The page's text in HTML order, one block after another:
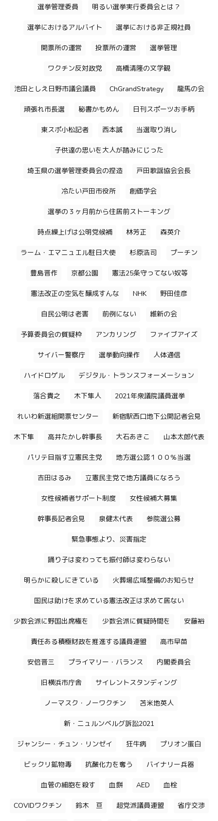
選挙管理委員 明るい選挙実行委員会とは？
選挙におけるアルバイト 選挙における非正規社員
開票所の運営 投票所の運営 選挙管理
ワクチン反対政党 高橋清隆の文学観
池田としえ日野市議会議員 ChGrandStrategy 龍馬の会
頑張れ市長選 秘書かもめん 日刊スポーツお手柄
東スポ小松記者 西本誠 当選取り消し
子供達の思いを大人が踏みにじった
埼玉県の選挙管理委員会の捏造 戸田歌謡協会会長
冷たい戸田市役所 創価学会
選挙の３ヶ月前から住居前ストーキング
時点繰上げは公明党候補 林芳正 森英介
ラーム・エマニュエル駐日大使 杉原浩司 プーチン
豊島晋作 京都公園 憲法25条守ってない奴等
憲法改正の空気を醸成すんな NHK 野田佳彦
自民公明は老害 前例にない 維新の会
予算委員会の質疑枠 アンカリング ファイブアイズ
サイバー警察庁 選挙動向操作 人体通信
ハイドロゲル デジタル・トランスフォーメーション
落合貴之 木下隼人 2021年衆議院議員選挙
れいわ新選組開票センター 新宿駅西口地下公開記者会見
木下隼 高井たかし幹事長 大石あきこ 山本太郎代表
パリテ目指す立憲民主党 地方選公認１００％当選
吉田はるみ 立憲民主党で地方議員になろう
女性候補者サポート制度 女性候補大募集
幹事長記者会見 泉健太代表 参院選公募
緊急事態より、災害指定
踊り子は変わっても振付師は変わらない
明らかに殺しにきている 火葬場広域整備のお知らせ
国民は助けを求めている憲法改正は求めて居ない
少数会派に野国出席権を 少数会派に質疑時間を 安藤裕
責任ある積極財政を推進する議員連盟 高市早苗
安倍晋三 プライマリー・バランス 内閣委員会
旧横浜市庁舎 サイレントスタンディング
ノーマスク・ノーワクチン 苫米地英人
新・ニュルンベルグ訴訟2021
ジャンシー・チュン・リンゼイ 狂牛病 プリオン蛋白
ビックリ鉱物毒 抗酸化力を奪う バイナリー兵器
血管の細胞を殺す 血餅 AED 血栓
COVIDワクチン 鈴木 亘 超党派議員連盟 省庁交渉